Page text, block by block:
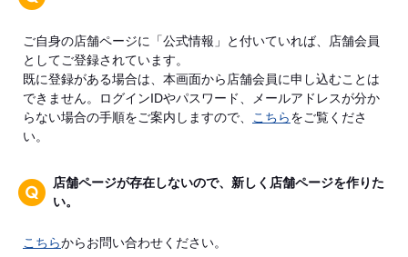
ご自身の店舗ページに「公式情報」と付いていれば、店舗会員
としてご登録されています。
既に登録がある場合は、本画面から店舗会員に申し込むことは
できません。ログインIDやパスワード、メールアドレスが分か
らない場合の手順をご案内しますので、
こちらをご覧くださ
い。
店舗ページが存在しないので、新しく店舗ページを作りた
い。
こちらからお問い合わせください。